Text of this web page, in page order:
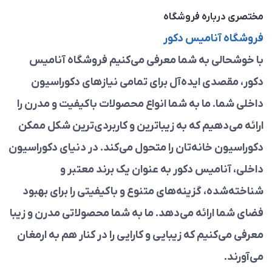
مختصری درباره فروشگاه
فروشگاه آنامیس دکور
با خوشحالی به شما معرفی می‌کنیم فروشگاه آنامیس
دکور، مقصدی ایده‌آل برای تمامی نیازهای دکوراسیون
داخلی شما. ما به شما انواع محصولات باکیفیت و مدرن را
ارائه می‌دهیم که به زیباترین و کاربردی‌ترین شکل ممکن
دکوراسیون خانه‌تان را متحول می‌کند. در دنیای دکوراسیون
داخلی، آنامیس دکور به عنوان یک برند معتبر و
شناخته‌شده، گزینه‌های متنوع و باکیفیتی را برای بهبود
فضای شما ارائه می‌دهد. ما به شما محصولاتی مدرن و زیبا
معرفی می‌کنیم که زیبایی و کارایی را در کنار هم به ارمغان
می‌آورند.